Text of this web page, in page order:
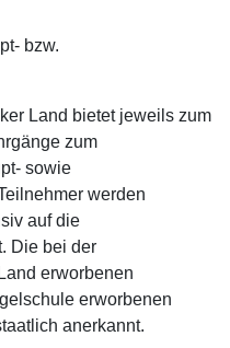
bzw.
Land bietet jeweils zum
zum
sowie
werden
auf die
Die bei der
erworbenen
erworbenen
anerkannt.